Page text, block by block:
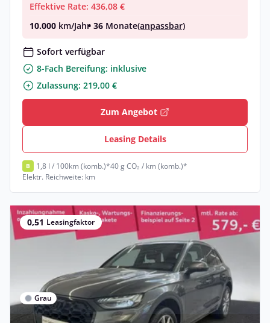
Effektive Rate: 436,08 €
10.000 km/Jahr• 36 Monate(anpassbar)
Sofort verfügbar
8-Fach Bereifung: inklusive
Zulassung: 219,00 €
Zum Angebot
Leasing Details
B 1,8 l / 100km (komb.)*40 g CO₂ / km (komb.)*
Elektr. Reichweite: km
0,51 Leasingfaktor
Grau